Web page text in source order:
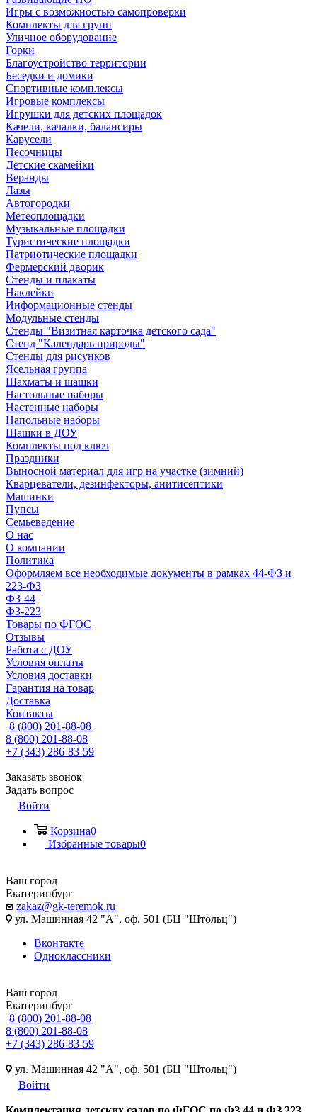
Игры с возможностью самопроверки
Комплекты для групп
Уличное оборудование
Горки
Благоустройство территории
Беседки и домики
Спортивные комплексы
Игровые комплексы
Игрушки для детских площадок
Качели, качалки, балансиры
Карусели
Песочницы
Детские скамейки
Веранды
Лазы
Автогородки
Метеоплощадки
Музыкальные площадки
Туристические площадки
Патриотические площадки
Фермерский дворик
Стенды и плакаты
Наклейки
Информационные стенды
Модульные стенды
Стенды "Визитная карточка детского сада"
Стенд "Календарь природы"
Стенды для рисунков
Ясельная группа
Шахматы и шашки
Настольные наборы
Настенные наборы
Напольные наборы
Шашки в ДОУ
Комплекты под ключ
Праздники
Выносной материал для игр на участке (зимний)
Кварцеватели, дезинфекторы, анитисептики
Машинки
Пупсы
Семьеведение
О нас
О компании
Политика
Оформляем все необходимые документы в рамках 44-ФЗ и
223-ФЗ
ФЗ-44
ФЗ-223
Товары по ФГОС
Отзывы
Работа с ДОУ
Условия оплаты
Условия доставки
Гарантия на товар
Доставка
Контакты
8 (800) 201-88-08
8 (800) 201-88-08
+7 (343) 286-83-59
Заказать звонок
Задать вопрос
Войти
Корзина0
Избранные товары0
Ваш город
Екатеринбург
zakaz@gk-teremok.ru
ул. Машинная 42 "А", оф. 501 (БЦ "Штольц")
Вконтакте
Одноклассники
Ваш город
Екатеринбург
8 (800) 201-88-08
8 (800) 201-88-08
+7 (343) 286-83-59
ул. Машинная 42 "А", оф. 501 (БЦ "Штольц")
Войти